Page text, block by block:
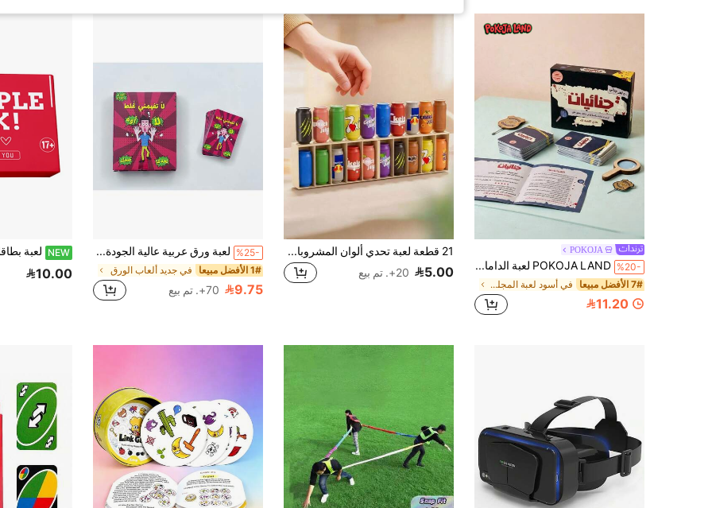
POKOJA
%20- POKOJA LAND لعبة الداما العربية - مغامرة بوليسية استراتيجية، متعة جماعية للعائلة والأصدقاء، مصنوعة من ورق مقوى متين، ألغاز ذهنية جذابة بنصوص عربية، لعبة استراتيجية | نشاط جماعي تفاعلي | نص عربي
7# الأفضل مبيعا في أسود لعبة المجلس
11.20
21 قطعة لعبة تحدي ألوان المشروبات الصغيرة المرحة، مجموعة لعبة مطابقة ممتعة للسفر، مناسبة للمراهقين لتدريب الذاكرة والتفكير المنطقي والاستنتاج، مناسبة لألعاب العائلة، لعبة لوحية تعليمية، لعبة حفلة، لوازم الألعاب، هدية عيد الميلاد
5.00 20+. تم بيع
%25- لعبة ورق عربية عالية الجودة، مناسبة للتجمعات الجماعية، لعبة الألواح، متعة العائلة والأصدقاء، مصنوعة من مادة الورق المقوى الصلب مع نص عربي، لعبة تفاعلية جماعية
1# الأفضل مبيعا في جديد ألعاب الورق
9.75 70+. تم بيع
NEW
10.00